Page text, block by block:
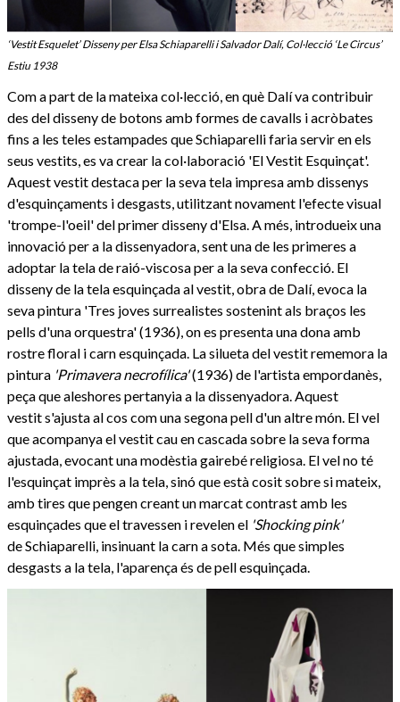
‘Vestit Esquelet’ Disseny per Elsa Schiaparelli i Salvador Dalí, Col·lecció ‘Le Circus’
Estiu 1938
Com a part de la mateixa col·lecció, en què Dalí va contribuir
des del disseny de botons amb formes de cavalls i acròbates
fins a les teles estampades que Schiaparelli faria servir en els
seus vestits, es va crear la col·laboració 'El Vestit Esquinçat'.
Aquest vestit destaca per la seva tela impresa amb dissenys
d'esquinçaments i desgasts, utilitzant novament l'efecte visual
'trompe-l'oeil' del primer disseny d'Elsa. A més, introdueix una
innovació per a la dissenyadora, sent una de les primeres a
adoptar la tela de raió-viscosa per a la seva confecció. El
disseny de la tela esquinçada al vestit, obra de Dalí, evoca la
seva pintura 'Tres joves surrealistes sostenint als braços les
pells d'una orquestra' (1936), on es presenta una dona amb
rostre floral i carn esquinçada. La silueta del vestit rememora la
pintura 'Primavera necrofílica'(1936) de l'artista empordanès,
peça que aleshores pertanyia a la dissenyadora. Aquest
vestit s'ajusta al cos com una segona pell d'un altre món. El vel
que acompanya el vestit cau en cascada sobre la seva forma
ajustada, evocant una modèstia gairebé religiosa. El vel no té
l'esquinçat imprès a la tela, sinó que està cosit sobre si mateix,
amb tires que pengen creant un marcat contrast amb les
esquinçades que el travessen i revelen el 'Shocking pink'
de Schiaparelli, insinuant la carn a sota. Més que simples
desgasts a la tela, l'aparença és de pell esquinçada.